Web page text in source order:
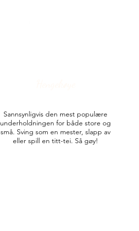
Sannsynligvis den mest populære
underholdningen for både store og
små. Sving som en mester, slapp av
eller spill en titt-tei. Så gøy!